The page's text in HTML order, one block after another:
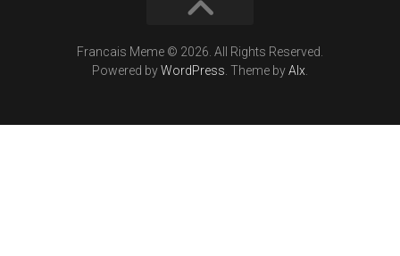
Francais Meme © 2026. All Rights Reserved.
Powered byWordPress . Theme byAlx